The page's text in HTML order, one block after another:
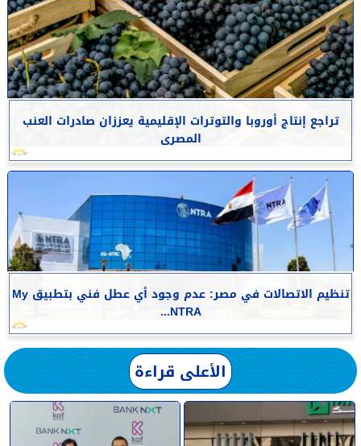
تراجع إنتاج أوروبا والتوترات الإقليمية يعززان صادرات العنب
المصرى
تنظيم الاتصالات في مصر: عدم وجود أي عطل فني بتطبيق My
NTRA...
الأعلى قراءة